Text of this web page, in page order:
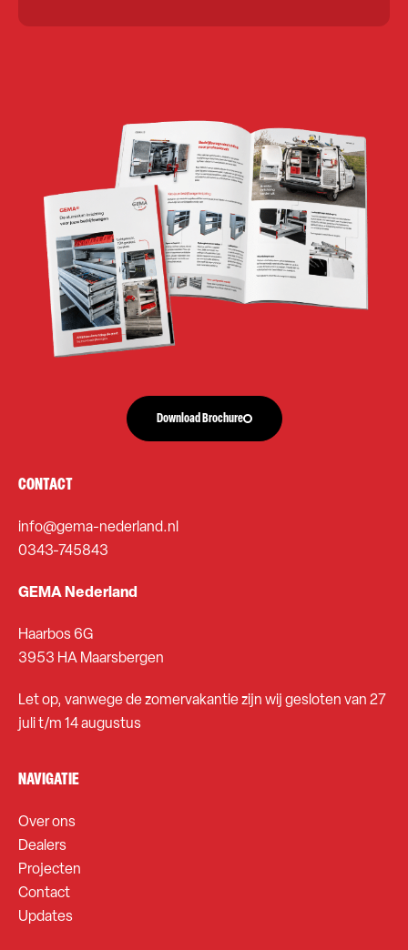
Download Brochure
CONTACT
info@gema-nederland.nl
0343-745843
GEMA Nederland
Haarbos 6G
3953 HA Maarsbergen
Let op, vanwege de zomervakantie zijn wij gesloten van 27
juli t/m 14 augustus
NAVIGATIE
Over ons
Dealers
Projecten
Contact
Updates